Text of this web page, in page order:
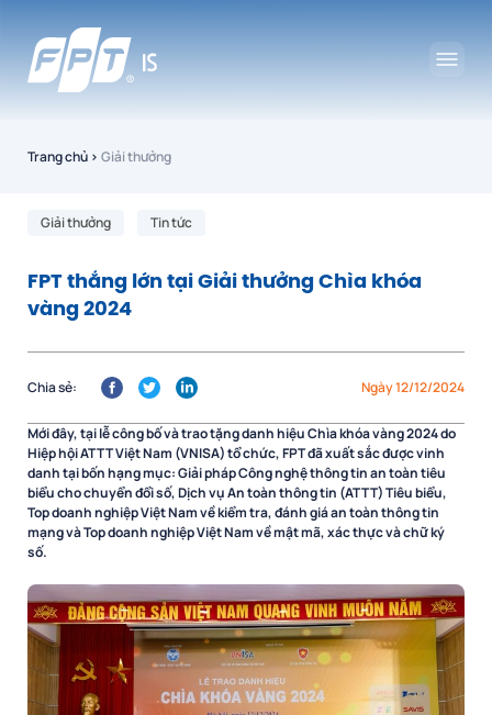
Trang chủ › Giải thưởng
Giải thưởng Tin tức
FPT thắng lớn tại Giải thưởng Chìa khóa
vàng 2024
Ngày 12/12/2024
Chia sẻ:
Mới đây, tại lễ công bố và trao tặng danh hiệu Chìa khóa vàng 2024 do
Hiệp hội ATTT Việt Nam (VNISA) tổ chức, FPT đã xuất sắc được vinh
danh tại bốn hạng mục: Giải pháp Công nghệ thông tin an toàn tiêu
biểu cho chuyển đổi số, Dịch vụ An toàn thông tin (ATTT) Tiêu biểu,
Top doanh nghiệp Việt Nam về kiểm tra, đánh giá an toàn thông tin
mạng và Top doanh nghiệp Việt Nam về mật mã, xác thực và chữ ký
số.